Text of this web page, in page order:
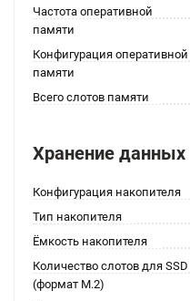
Частота оперативной
памяти
Конфигурация оперативной
памяти
Всего слотов памяти
Хранение данных
Конфигурация накопителя
Тип накопителя
Ёмкость накопителя
Количество слотов для SSD
(формат M.2)